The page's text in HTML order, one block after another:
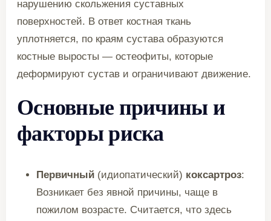
нарушению скольжения суставных
поверхностей. В ответ костная ткань
уплотняется, по краям сустава образуются
костные выросты — остеофиты, которые
деформируют сустав и ограничивают движение.
Основные причины и
факторы риска
Первичный (идиопатический) коксартроз:
Возникает без явной причины, чаще в
пожилом возрасте. Считается, что здесь